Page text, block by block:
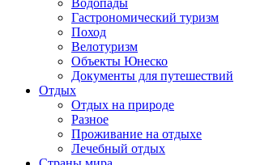
Водопады
Гастрономический туризм
Поход
Велотуризм
Объекты Юнеско
Документы для путешествий
Отдых
Отдых на природе
Разное
Проживание на отдыхе
Лечебный отдых